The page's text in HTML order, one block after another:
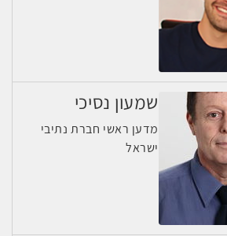
שמעון נסיכי
מדען ראשי חברת נתיבי
ישראל